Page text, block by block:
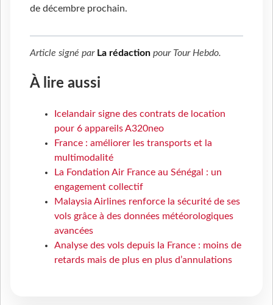
de décembre prochain.
Article signé par La rédaction pour Tour Hebdo.
À lire aussi
Icelandair signe des contrats de location
pour 6 appareils A320neo
France : améliorer les transports et la
multimodalité
La Fondation Air France au Sénégal : un
engagement collectif
Malaysia Airlines renforce la sécurité de ses
vols grâce à des données météorologiques
avancées
Analyse des vols depuis la France : moins de
retards mais de plus en plus d’annulations